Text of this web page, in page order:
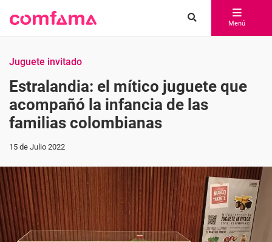
Menú
Juguete invitado
Estralandia: el mítico juguete que
acompañó la infancia de las
familias colombianas
15 de Julio 2022